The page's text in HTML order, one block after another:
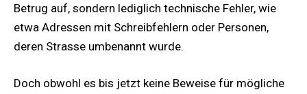
Betrug auf, sondern lediglich technische Fehler, wie
etwa Adressen mit Schreibfehlern oder Personen,
deren Strasse umbenannt wurde.
Doch obwohl es bis jetzt keine Beweise für mögliche